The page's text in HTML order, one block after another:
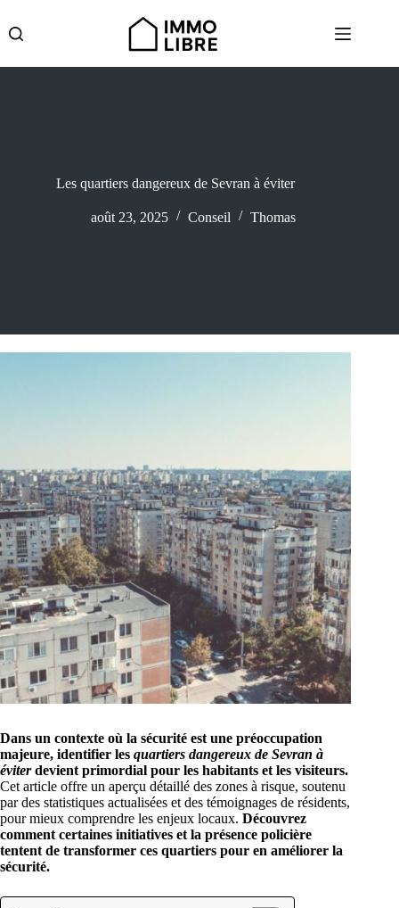
contenu
Les quartiers dangereux de Sevran à éviter
août 23, 2025 Conseil Thomas
Dans un contexte où la sécurité est une préoccupation
majeure, identifier les quartiers dangereux de Sevran à
éviterdevient primordial pour les habitants et les visiteurs.
Cet article offre un aperçu détaillé des zones à risque, soutenu
par des statistiques actualisées et des témoignages de résidents,
pour mieux comprendre les enjeux locaux. Découvrez
comment certaines initiatives et la présence policière
tentent de transformer ces quartiers pour en améliorer la
sécurité.